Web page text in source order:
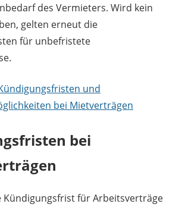
des Vermieters. Wird kein
gelten erneut die
für unbefristete
und
bei Mietverträgen
bei
Kündigungsfrist für Arbeitsverträge